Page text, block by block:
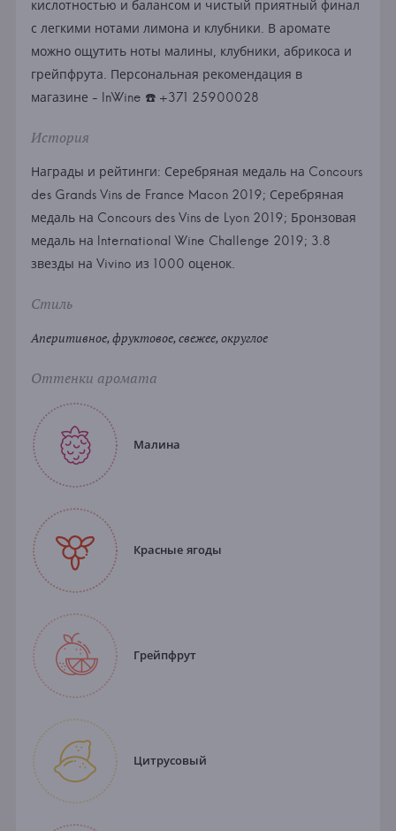
кислотностью и балансом и чистый приятный финал
с легкими нотами лимона и клубники. В аромате
можно ощутить ноты малины, клубники, абрикоса и
грейпфрута. Персональная рекомендация в
магазине - InWine ☎️ +371 25900028
История
Награды и рейтинги: Серебряная медаль на Concours
des Grands Vins de France Macon 2019; Серебряная
медаль на Concours des Vins de Lyon 2019; Бронзовая
медаль на International Wine Challenge 2019; 3.8
звезды на Vivino из 1000 оценок.
Стиль
Аперитивное, фруктовое, свежее, округлое
Оттенки аромата
Малина
Красные ягоды
Грейпфрут
Цитрусовый